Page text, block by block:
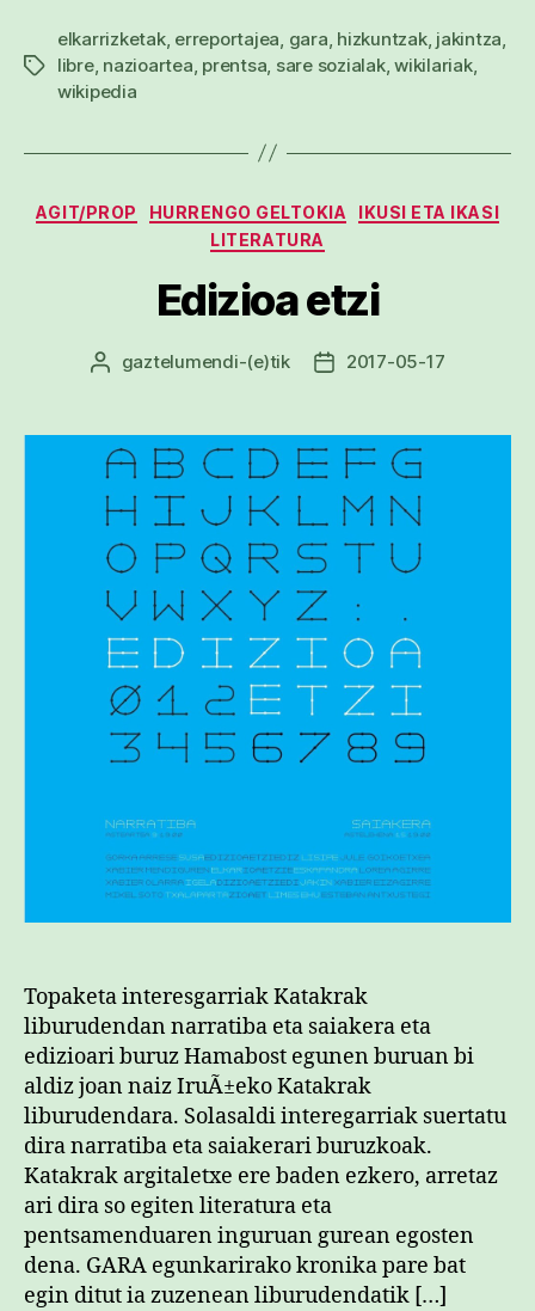
Etiketak
elkarrizketak, erreportajea, gara, hizkuntzak, jakintza,
libre, nazioartea, prentsa, sare sozialak,wikilariak,
wikipedia
Kategoriak
AGIT/PROP HURRENGO GELTOKIA
IKUSI ETA IKASI
LITERATURA
Edizioa etzi
Argitalpenaren
gaztelumendi-(e)tik
Argitalpenaren
2017-05-17
Topaketa interesgarriak Katakrak
liburudendan narratiba eta saiakera eta
edizioari buruz Hamabost egunen buruan bi
aldiz joan naiz IruÃ±eko Katakrak
liburudendara. Solasaldi interegarriak suertatu
dira narratiba eta saiakerari buruzkoak.
Katakrak argitaletxe ere baden ezkero, arretaz
ari dira so egiten literatura eta
pentsamenduaren inguruan gurean egosten
dena. GARA egunkarirako kronika pare bat
egin ditut ia zuzenean liburudendatik […]